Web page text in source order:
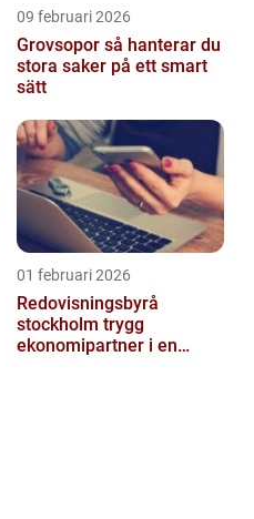
09 februari 2026
Grovsopor så hanterar du
stora saker på ett smart
sätt
01 februari 2026
Redovisningsbyrå
stockholm trygg
ekonomipartner i en